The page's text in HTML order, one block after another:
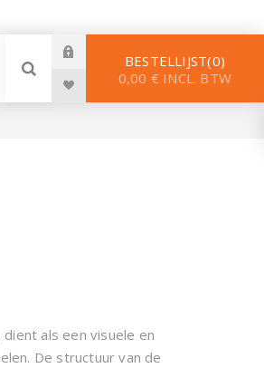
BESTELLIJST 0
0,00 € INCL. BTW
als een visuele en
De structuur van de